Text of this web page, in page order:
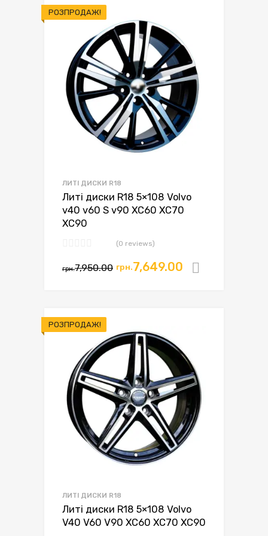
РОЗПРОДАЖ!
ЛИТІ ДИСКИ R18
Литі диски R18 5×108 Volvo
v40 v60 S v90 XC60 XC70
XC90
(0 reviews)
грн.7,950.00 грн.7,649.00
РОЗПРОДАЖ!
ЛИТІ ДИСКИ R18
Литі диски R18 5×108 Volvo
V40 V60 V90 XC60 XC70 XC90